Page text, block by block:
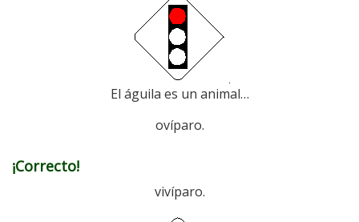
El águila es un animal…
ovíparo.
¡Correcto!
vivíparo.